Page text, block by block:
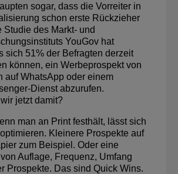
sogar, dass die Vorreiter in
schon erste Rückzieher
Studie des Markt- und
YouGov hat
sich 51% der Befragten derzeit
können, ein Werbeprospekt von
auf WhatsApp oder einem
Dienst abzurufen.
jetzt damit?
man an Print festhält, lässt sich
Kleinere Prospekte auf
zum Beispiel. Oder eine
Auflage, Frequenz, Umfang
Prospekte. Das sind Quick Wins.